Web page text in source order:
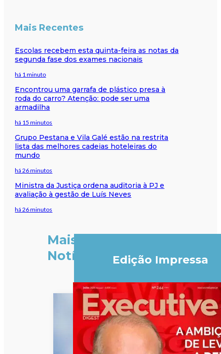
Mais Recentes
Escolas recebem esta quinta-feira as notas da
segunda fase dos exames nacionais
há 1 minuto
Encontrou uma garrafa de plástico presa à
roda do carro? Atenção: pode ser uma
armadilha
há 15 minutos
Grupo Pestana e Vila Galé estão na restrita
lista das melhores cadeias hoteleiras do
mundo
há 26 minutos
Ministra da Justiça ordena auditoria à PJ e
avaliação à gestão de Luís Neves
há 26 minutos
Mais
Notícias
Edição Impressa